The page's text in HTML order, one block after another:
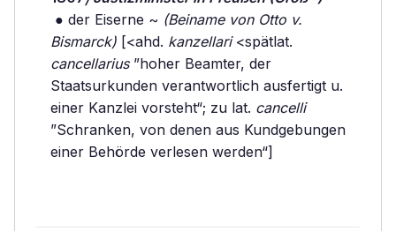
● der Eiserne ~ (Beiname von Otto v.
Bismarck) [<ahd. kanzellari<spätlat.
cancellarius”hoher Beamter, der
Staatsurkunden verantwortlich ausfertigt u.
einer Kanzlei vorsteht“; zu lat. cancelli
”Schranken, von denen aus Kundgebungen
einer Behörde verlesen werden“]